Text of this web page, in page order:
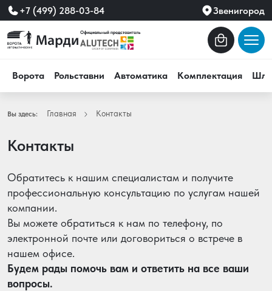
+7 (499) 288-03-84 Звенигород
Ворота Рольставни Автоматика Комплектация
Вы здесь: Главная Контакты
Контакты
Обратитесь к нашим специалистам и получите
профессиональную консультацию по услугам нашей
компании.
Вы можете обратиться к нам по телефону, по
электронной почте или договориться о встрече в
нашем офисе.
Будем рады помочь вам и ответить на все ваши
вопросы.